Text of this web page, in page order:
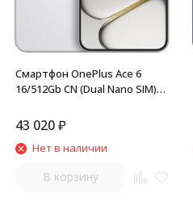
Смартфон OnePlus Ace 6
16/512Gb CN (Dual Nano SIM)
43 020₽
Нет в наличии
В корзину